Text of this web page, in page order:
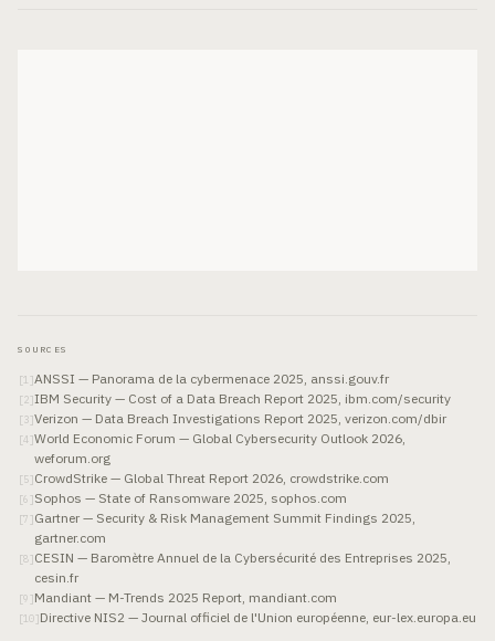
SOURCES
[1 ]ANSSI — Panorama de la cybermenace 2025, anssi.gouv.fr
[2]IBM Security — Cost of a Data Breach Report 2025, ibm.com/security
[ 3]Verizon — Data Breach Investigations Report 2025, verizon.com/dbir
[4 ]World Economic Forum — Global Cybersecurity Outlook 2026,
weforum.org
[5]CrowdStrike — Global Threat Report 2026, crowdstrike.com
[6 ]Sophos — State of Ransomware 2025, sophos.com
[7 ]Gartner — Security & Risk Management Summit Findings 2025,
gartner.com
[8]CESIN — Baromètre Annuel de la Cybersécurité des Entreprises 2025,
cesin.fr
[9 ]Mandiant — M-Trends 2025 Report, mandiant.com
[10]Directive NIS2 — Journal officiel de l'Union européenne, eur-lex.europa.eu